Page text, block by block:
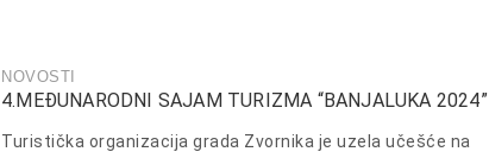
NOVOSTI
4.MEĐUNARODNI SAJAM TURIZMA “BANJALUKA 2024”
Turistička organizacija grada Zvornika je uzela učešće na